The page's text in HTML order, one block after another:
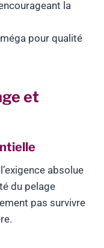
la
pour qualité
et
absolue
du pelage
pas survivre